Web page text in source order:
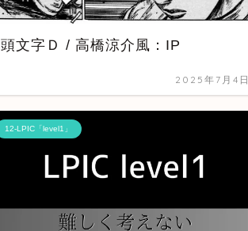
頭文字Ｄ / 高橋涼介風：IP
2025年7月4日
12-LPIC「level1」